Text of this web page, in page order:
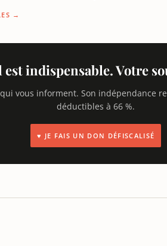
→
indispensable. Votre
vous informent. Son indépendance
déductibles à 66 %.
♥ JE FAIS UN DON DÉFISCALISÉ